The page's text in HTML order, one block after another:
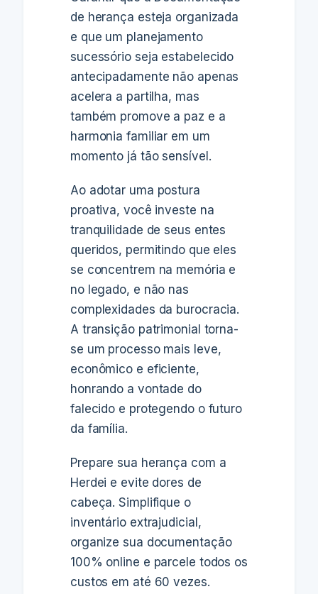
de herança esteja organizada
e que um planejamento
sucessório seja estabelecido
antecipadamente não apenas
acelera a partilha, mas
também promove a paz e a
harmonia familiar em um
momento já tão sensível.
Ao adotar uma postura
proativa, você investe na
tranquilidade de seus entes
queridos, permitindo que eles
se concentrem na memória e
no legado, e não nas
complexidades da burocracia.
A transição patrimonial torna-
se um processo mais leve,
econômico e eficiente,
honrando a vontade do
falecido e protegendo o futuro
da família.
Prepare sua herança com a
Herdei e evite dores de
cabeça. Simplifique o
inventário extrajudicial,
organize sua documentação
100% online e parcele todos os
custos em até 60 vezes.